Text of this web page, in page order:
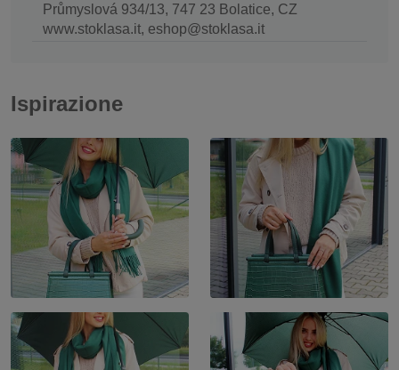
Průmyslová 934/13, 747 23 Bolatice, CZ
www.stoklasa.it, eshop@stoklasa.it
Ispirazione